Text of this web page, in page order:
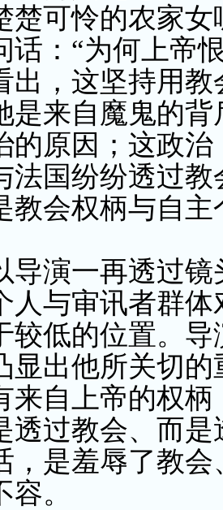
楚可怜的农家女
话：“为何上帝
出，这坚持用
是来自魔鬼的背
的原因；这政治
法国纷纷透过教
教会权柄与自主
演一再透过镜
人与审讯者群
较低的位置。
显出他所关切的
来自上帝的权
透过教会、而是
，是羞辱了教
。